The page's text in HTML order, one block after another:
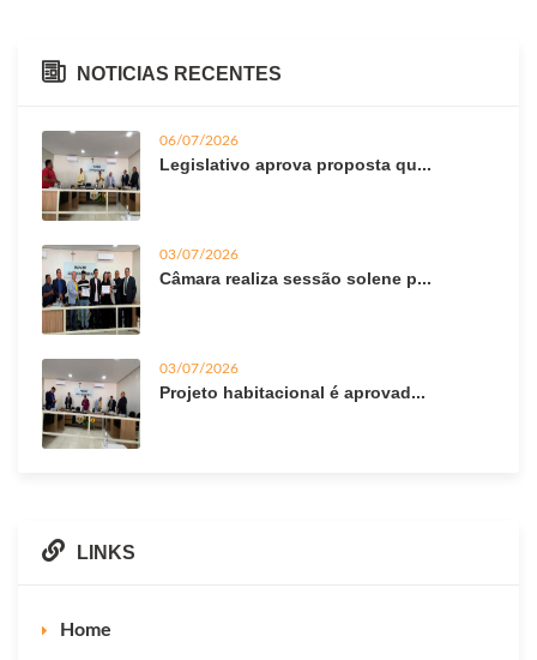
NOTICIAS RECENTES
06/07/2026
Legislativo aprova proposta qu...
03/07/2026
Câmara realiza sessão solene p...
03/07/2026
Projeto habitacional é aprovad...
LINKS
Home